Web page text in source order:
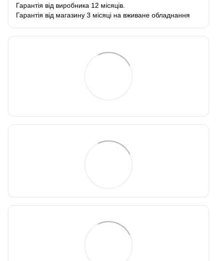
Гарантія від виробника 12 місяців.
Гарантія від магазину 3 місяці на вживане обладнання